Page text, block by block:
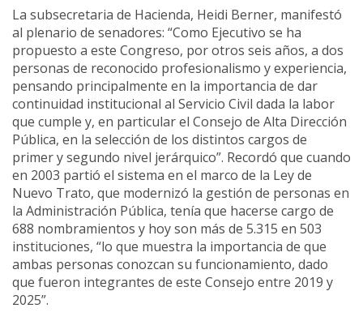
La subsecretaria de Hacienda, Heidi Berner, manifestó
al plenario de senadores: “Como Ejecutivo se ha
propuesto a este Congreso, por otros seis años, a dos
personas de reconocido profesionalismo y experiencia,
pensando principalmente en la importancia de dar
continuidad institucional al Servicio Civil dada la labor
que cumple y, en particular el Consejo de Alta Dirección
Pública, en la selección de los distintos cargos de
primer y segundo nivel jerárquico”. Recordó que cuando
en 2003 partió el sistema en el marco de la Ley de
Nuevo Trato, que modernizó la gestión de personas en
la Administración Pública, tenía que hacerse cargo de
688 nombramientos y hoy son más de 5.315 en 503
instituciones, “lo que muestra la importancia de que
ambas personas conozcan su funcionamiento, dado
que fueron integrantes de este Consejo entre 2019 y
2025”.